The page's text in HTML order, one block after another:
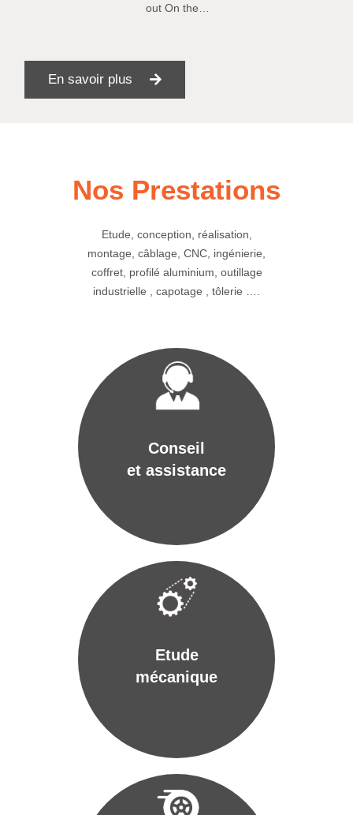
out On the…
En savoir plus
Nos Prestations
Etude, conception, réalisation,
montage, câblage, CNC, ingénierie,
coffret, profilé aluminium, outillage
industrielle , capotage , tôlerie ….
Conseil
et assistance
Etude
mécanique